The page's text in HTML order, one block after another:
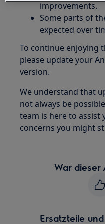
improvements.
Some parts of
expected over
To continue enjoying
please update your
version.
We understand that
not always be
team is here to assist
concerns you might
War dieser
Ersatzteile